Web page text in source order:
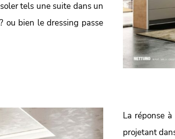
tels une suite dans un
ou bien le dressing passe
La réponse
projetant